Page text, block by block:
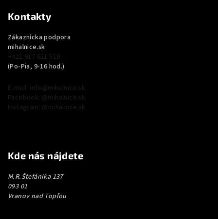
Kontakty
Zákaznícka podpora
mihalnice.sk
+421 917 621 519
(Po-Pia, 9-16 hod.)
E-mail: info@mihalnice.sk
Facebook: @mihalnice.sk
Instagram: @mihalnice.sk
Kde nás nájdete
M.R.Štefánika 137
093 01
Vranov nad Topľou